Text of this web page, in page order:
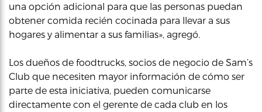
una opción adicional para que las personas puedan
obtener comida recién cocinada para llevar a sus
hogares y alimentar a sus familias», agregó.
Los dueños de foodtrucks, socios de negocio de Sam’s
Club que necesiten mayor información de cómo ser
parte de esta iniciativa, pueden comunicarse
directamente con el gerente de cada club en los